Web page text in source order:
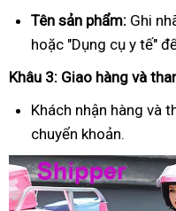
Tên sản phẩm: Ghi
hoặc "Dụng cụ y tế"
Khâu 3: Giao hàng và
Khách nhận hàng và
chuyển khoản.